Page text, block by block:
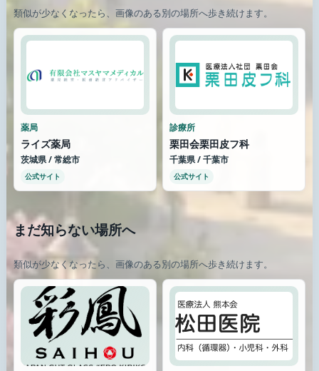
類似が少なくなったら、画像のある別の場所へ歩き続けます。
薬局
ライズ薬局
茨城県 / 常総市
公式サイト
診療所
栗田会栗田皮フ科
千葉県 / 千葉市
公式サイト
まだ知らない場所へ
類似が少なくなったら、画像のある別の場所へ歩き続けます。